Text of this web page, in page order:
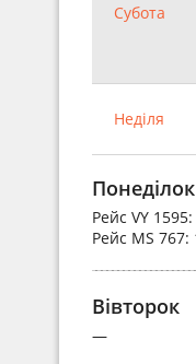
Субота
Неділя
Понеділок
Рейс VY 1595:
Рейс MS 767:
Вівторок
—